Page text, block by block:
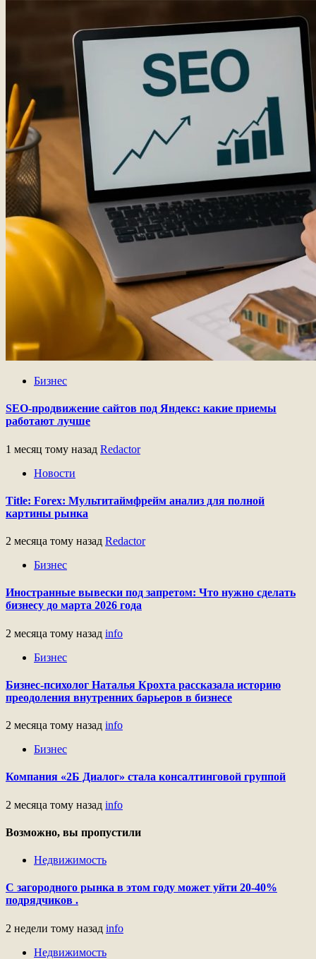
Бизнес
SEO-продвижение сайтов под Яндекс: какие приемы
работают лучше
1 месяц тому назад Redactor
Новости
Title: Forex: Мультитаймфрейм анализ для полной
картины рынка
2 месяца тому назад Redactor
Бизнес
Иностранные вывески под запретом: Что нужно сделать
бизнесу до марта 2026 года
2 месяца тому назад info
Бизнес
Бизнес-психолог Наталья Крохта рассказала историю
преодоления внутренних барьеров в бизнесе
2 месяца тому назад info
Бизнес
Компания «2Б Диалог» стала консалтинговой группой
2 месяца тому назад info
Возможно, вы пропустили
Недвижимость
С загородного рынка в этом году может уйти 20-40%
подрядчиков .
2 недели тому назад info
Недвижимость